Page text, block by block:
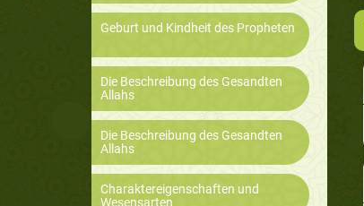
Geburt und Kindheit des Propheten
Die Beschreibung des Gesandten
Allahs
Die Beschreibung des Gesandten
Allahs
Charaktereigenschaften und
Wesensarten